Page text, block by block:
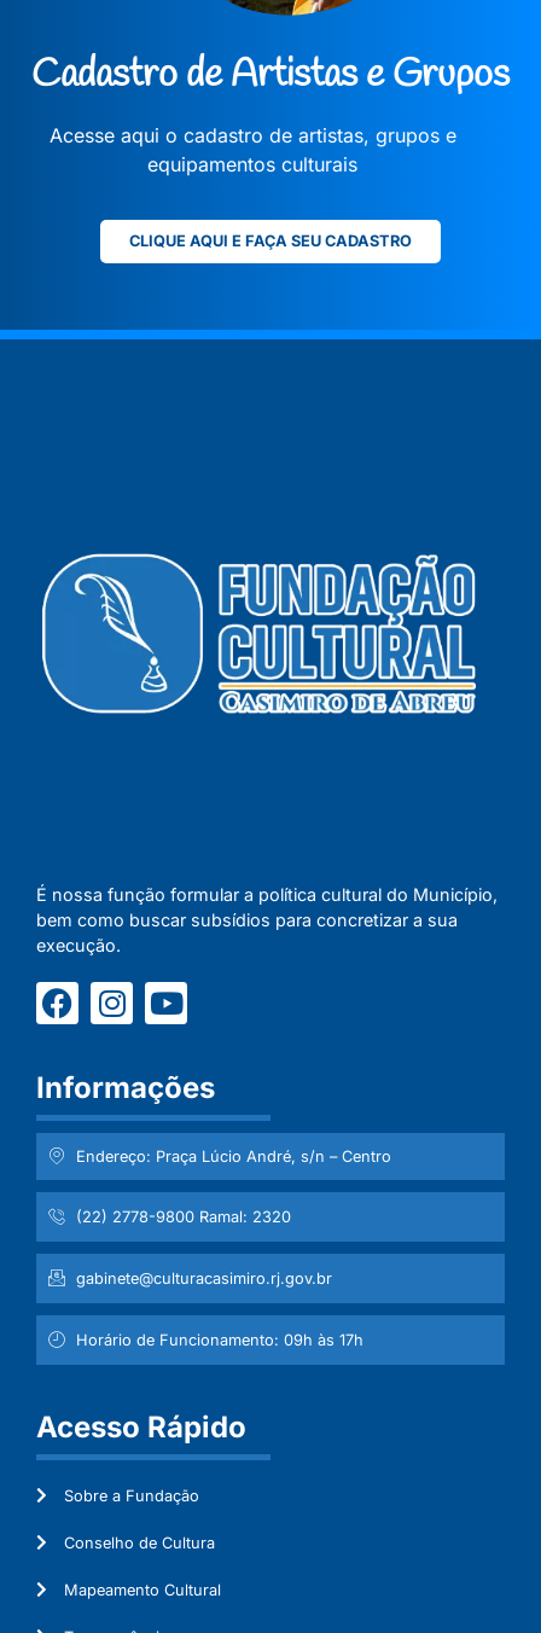
Cadastro de Artistas e Grupos
Acesse aqui o cadastro de artistas, grupos e
equipamentos culturais
CLIQUE AQUI E FAÇA SEU CADASTRO
É nossa função formular a política cultural do Município,
bem como buscar subsídios para concretizar a sua
execução.
Informações
Endereço: Praça Lúcio André, s/n – Centro
(22) 2778-9800 Ramal: 2320
gabinete@culturacasimiro.rj.gov.br
Horário de Funcionamento: 09h às 17h
Acesso Rápido
Sobre a Fundação
Conselho de Cultura
Mapeamento Cultural